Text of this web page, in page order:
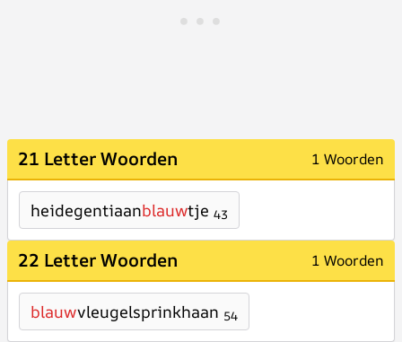
21 Letter Woorden 1 Woorden
heidegentiaanblauwtje 43
22 Letter Woorden 1 Woorden
blauwvleugelsprinkhaan 54